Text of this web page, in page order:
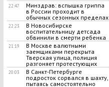
22:47
​Минздрав: вспышка гриппа
в России проходит в
обычных сезонных пределах
22:23
​В Новосибирске
воспитательницу детсада
обвинили в смерти ребенка
21:19
В Москве валютными
заемщиками перекрыта
Тверская улица, полиция
разгоняет протестующих
20:03
В Санкт-Петербурге
подросток сорвался в шахту,
пытаясь самостоятельно